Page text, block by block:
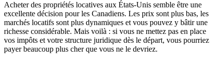
Acheter des propriétés locatives aux États-Unis semble être une
excellente décision pour les Canadiens. Les prix sont plus bas, les
marchés locatifs sont plus dynamiques et vous pouvez y bâtir une
richesse considérable. Mais voilà : si vous ne mettez pas en place
vos impôts et votre structure juridique dès le départ, vous pourriez
payer beaucoup plus cher que vous ne le devriez.